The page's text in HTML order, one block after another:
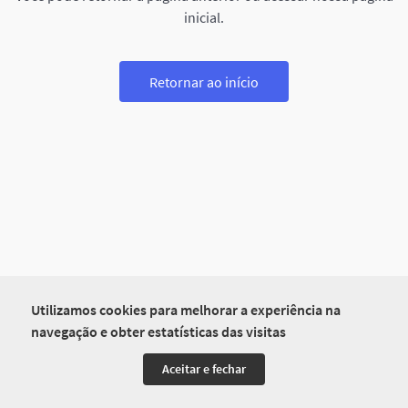
Utilizamos cookies para melhorar a experiência na
navegação e obter estatísticas das visitas
Aceitar e fechar
inicial.
Retornar ao início